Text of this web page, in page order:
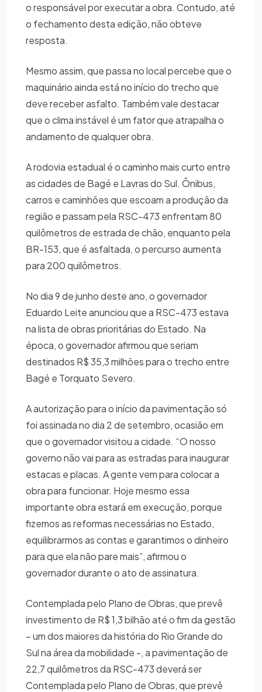
o responsável por executar a obra. Contudo, até
o fechamento desta edição, não obteve
resposta.
Mesmo assim, que passa no local percebe que o
maquinário ainda está no início do trecho que
deve receber asfalto. Também vale destacar
que o clima instável é um fator que atrapalha o
andamento de qualquer obra.
A rodovia estadual é o caminho mais curto entre
as cidades de Bagé e Lavras do Sul. Ônibus,
carros e caminhões que escoam a produção da
região e passam pela RSC-473 enfrentam 80
quilômetros de estrada de chão, enquanto pela
BR-153, que é asfaltada, o percurso aumenta
para 200 quilômetros.
No dia 9 de junho deste ano, o governador
Eduardo Leite anunciou que a RSC-473 estava
na lista de obras prioritárias do Estado. Na
época, o governador afirmou que seriam
destinados R$ 35,3 milhões para o trecho entre
Bagé e Torquato Severo.
A autorização para o início da pavimentação só
foi assinada no dia 2 de setembro, ocasião em
que o governador visitou a cidade. “O nosso
governo não vai para as estradas para inaugurar
estacas e placas. A gente vem para colocar a
obra para funcionar. Hoje mesmo essa
importante obra estará em execução, porque
fizemos as reformas necessárias no Estado,
equilibrarmos as contas e garantimos o dinheiro
para que ela não pare mais”, afirmou o
governador durante o ato de assinatura.
Contemplada pelo Plano de Obras, que prevê
investimento de R$ 1,3 bilhão até o fim da gestão
– um dos maiores da história do Rio Grande do
Sul na área da mobilidade -, a pavimentação de
22,7 quilômetros da RSC-473 deverá ser
Contemplada pelo Plano de Obras, que prevê